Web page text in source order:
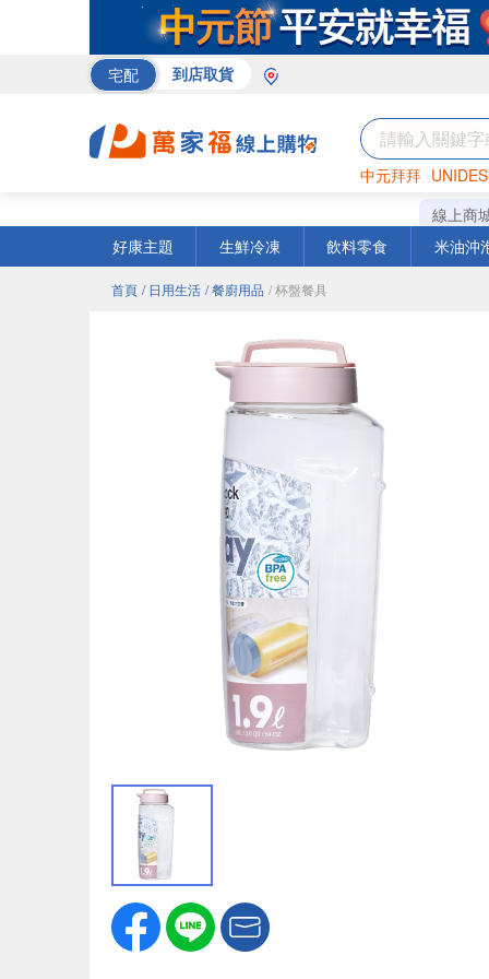
宅配 到店取貨
中元拜拜
罐頭 咖啡
線上商
好康主題
生鮮冷凍 飲料零食 米油沖
首頁 / 日用生活 / 餐廚用品 / 杯盤餐具